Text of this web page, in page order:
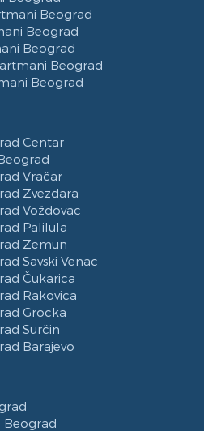
Boravka
Beograd
Beograd
Beograd
Beograd
Beograd
Centar
Vračar
Zvezdara
Voždovac
Palilula
Zemun
Savski Venac
Čukarica
Rakovica
Grocka
Surčin
Barajevo
Beograd